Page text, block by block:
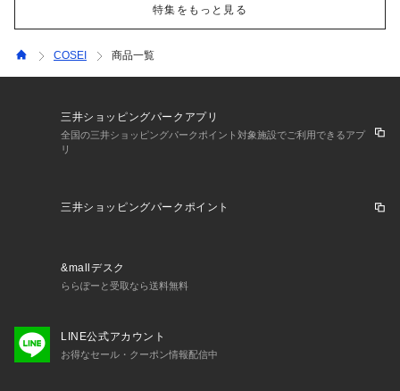
特集をもっと見る
COSEI 商品一覧
三井ショッピングパークアプリ
全国の三井ショッピングパークポイント対象施設でご利用できるアプ
リ
三井ショッピングパークポイント
&mallデスク
ららぽーと受取なら送料無料
LINE公式アカウント
お得なセール・クーポン情報配信中